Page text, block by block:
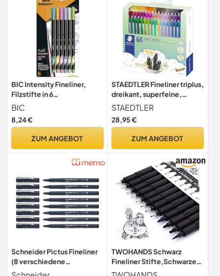
BIC Intensity Fineliner,
Filzstifte in 6
verschiedenen
Pastellfarben, mit feiner
Spitze, für Bullet Journal &
BIC
8,24 €
ZUM ANGEBOT
STAEDTLER Fineliner triplus,
dreikant, superfeine,
metallgefasste Spitze,
Linienbreite ca. 0.3 mm,
hohe Qualität Made in
brillanten Farben, 334 C60
STAEDTLER
28,95 €
ZUM ANGEBOT
Schneider Pictus Fineliner
(8 verschiedene
Strichstärken: 0,05 - 0,9
TWOHANDS Schwarz
Fineliner Stifte,Schwarze
Filzstiften,Pigment Liner